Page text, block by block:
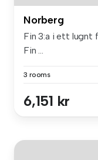
Norberg
Fin 3:a i ett lugnt
Fin ...
3 rooms
6,151 kr